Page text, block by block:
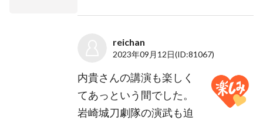
reichan
2023年09月12日(ID:81067)
内貴さんの講演も楽しく
てあっという間でした。
岩崎城刀劇隊の演武も迫